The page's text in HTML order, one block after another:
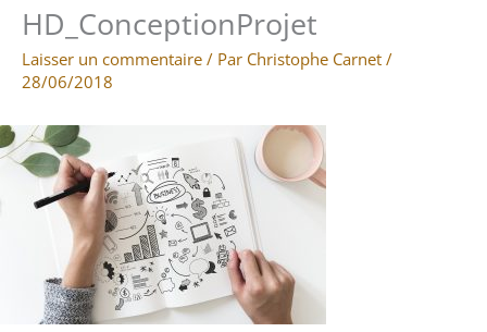
HD_ConceptionProjet
Laisser un commentaire / Par Christophe Carnet /
28/06/2018